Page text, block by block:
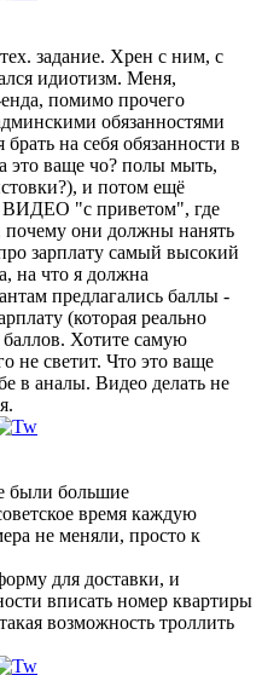
задание. Хрен с ним, с
идиотизм. Меня,
помимо прочего
обязанностями
на себя обязанности в
это ваще чо? полы мыть,
и потом ещё
ВИДЕО "с приветом", где
почему они должны нанять
зарплату самый высокий
на что я должна
предлагались баллы -
(которая реально
Хотите самую
не светит. Что это ваще
в аналы. Видео делать не
были большие
время каждую
не меняли, просто к
для доставки, и
вписать номер квартиры
возможность троллить